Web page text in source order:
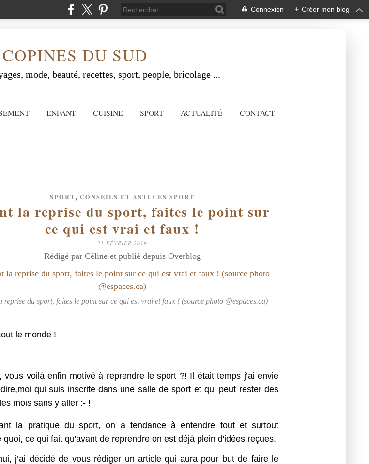
Connexion + Créer mon blog
DU SUD
mode, beauté, recettes, sport, people, bricolage ...
ENFANT CUISINE SPORT ACTUALITÉ CONTACT
SPORT, CONSEILS ET ASTUCES SPORT
la reprise du sport, faites le point sur
ce qui est vrai et faux !
21 FÉVRIER 2019
Rédigé par Céline et publié depuis Overblog
reprise du sport, faites le point sur ce qui est vrai et faux ! (source photo @espaces.ca)
le monde !
vous voilà enfin motivé à reprendre le sport ?! Il était temps j’ai envie
qui suis inscrite dans une salle de sport et qui peut rester des
mois sans y aller :- !
la pratique du sport, on a tendance à entendre tout et surtout
quoi, ce qui fait qu'avant de reprendre on est déjà plein d'idées reçues.
j’ai décidé de vous rédiger un article qui aura pour but de faire le